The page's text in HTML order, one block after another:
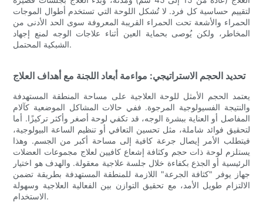
لتقييم حساسية كل فرد. لا تُشكل اللوحة التي تستخدم أطوال الموجات
الحمراء والأشعة تحت الحمراء القريبة المعروفة سوى الحد الأدنى من
المخاطر، ولكن يُوصى بحماية العين أثناء علاجات الوجه لمنع إجهاد
الشبكية المحتمل.
تحديد الحجم الاستراتيجي: مواءمة أبعاد اللجنة مع أهداف العلاج
يعتمد الحجم الأمثل للوحة العلاجية على مساحة المنطقة المستهدفة
والنتيجة الفسيولوجية المرجوة. ففي حالات المشاكل الموضعية كآلام
المفاصل أو العناية ببشرة الوجه، قد تكفي لوحة أصغر وأكثر تركيزًا. أما
لتحقيق فوائد شاملة، مثل تحسين التعافي أو تنظيم الساعة البيولوجية،
فيتطلب الأمر إيصال جرعة كافية إلى مساحة أكبر من الجسم. وهذا
يستلزم لوحة ذات حجم وكثافة إشعاع كافيين لعلاج مجموعات العضلات
الرئيسية أو الجذع بكفاءة خلال جلسة علاجية معقولة. والهدف هو اختيار
جهاز يوفر "كثافة الجرعة" اللازمة للمنطقة المستهدفة بطريقة تضمن
الالتزام طويل الأمد، مع تحقيق التوازن بين الفعالية العلاجية وسهولة
الاستخدام.